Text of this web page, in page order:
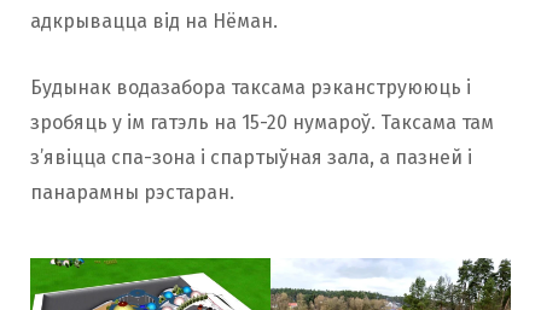
адкрывацца від на Нёман.
Будынак водазабора таксама рэканструююць і
зробяць у ім гатэль на 15-20 нумароў. Таксама там
з’явіцца спа-зона і спартыўная зала, а пазней і
панарамны рэстаран.